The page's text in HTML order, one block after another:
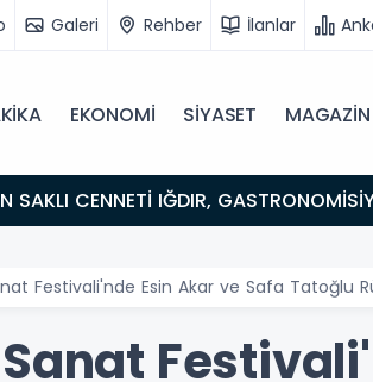
Galeri Rehber İlanlar
EKONOMİ SİYASET MAGAZİN
NOKTASI
Festivali'nde Esin Akar ve Safa Tatoğlu